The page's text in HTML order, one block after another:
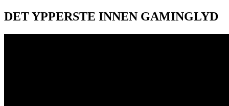
DET YPPERSTE INNEN GAMINGLYD